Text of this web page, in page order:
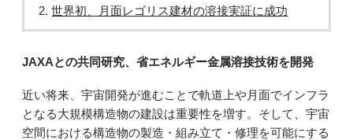
世界初、月面レゴリス建材の溶接実証に成功
JAXAとの共同研究、省エネルギー金属溶接技術を開発
近い将来、宇宙開発が進むことで軌道上や月面でインフラ
となる大規模構造物の建設は重要性を増す。そして、宇宙
空間における構造物の製造・組み立て・修理を可能にする